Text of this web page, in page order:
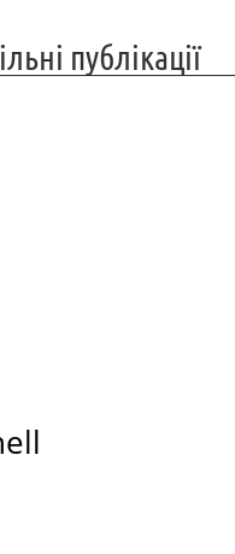
публікації